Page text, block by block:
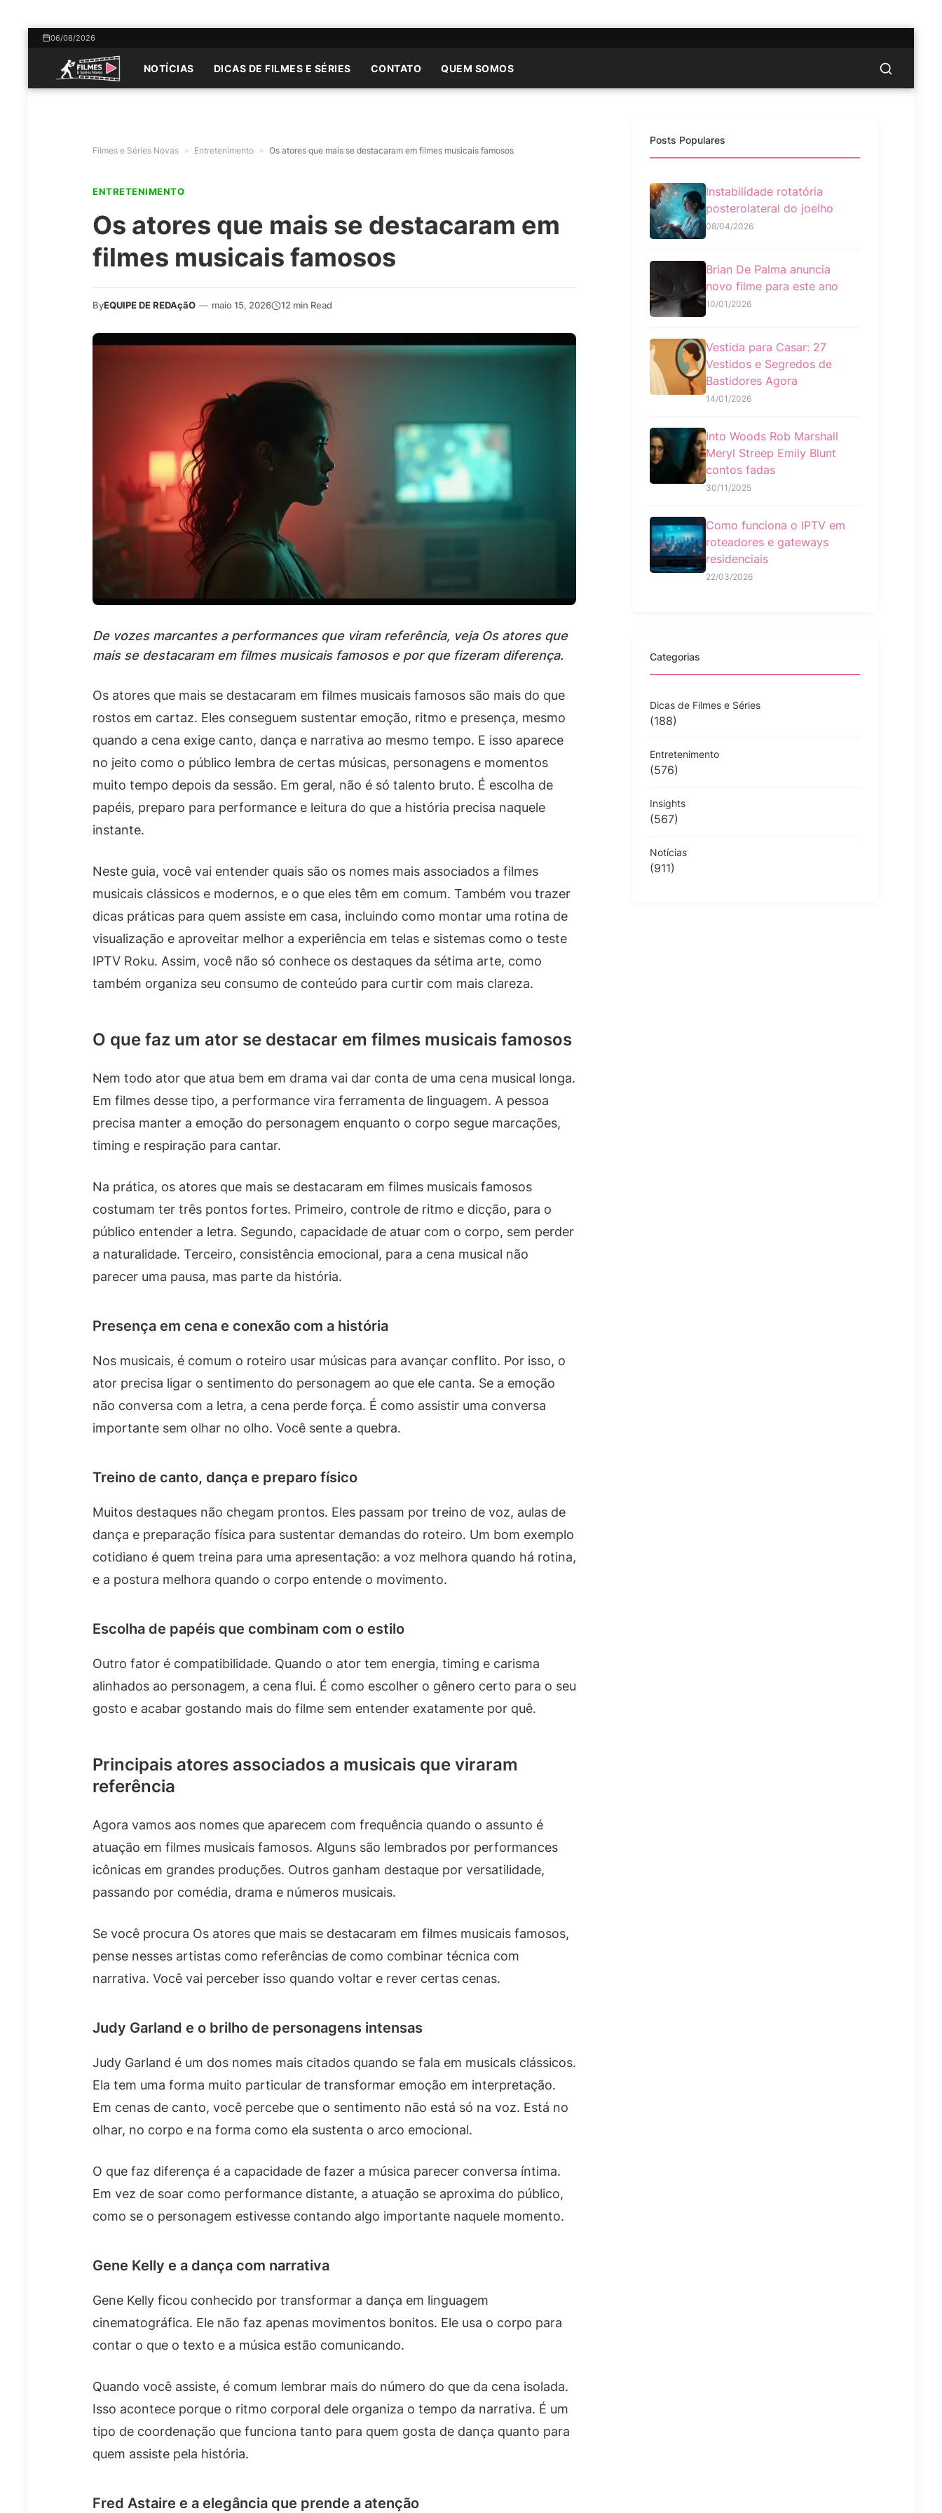
06/08/2026
NOTÍCIAS DICAS DE FILMES E SÉRIES CONTATO QUEM SOMOS
Filmes e Séries Novas » Entretenimento » Os atores que mais se destacaram em filmes musicais famosos
ENTRETENIMENTO
Os atores que mais se destacaram em
filmes musicais famosos
ByEQUIPE DE REDAçãO — maio 15, 2026 12 min Read
De vozes marcantes a performances que viram referência, veja Os atores que
mais se destacaram em filmes musicais famosos e por que fizeram diferença.
Os atores que mais se destacaram em filmes musicais famosos são mais do que
rostos em cartaz. Eles conseguem sustentar emoção, ritmo e presença, mesmo
quando a cena exige canto, dança e narrativa ao mesmo tempo. E isso aparece
no jeito como o público lembra de certas músicas, personagens e momentos
muito tempo depois da sessão. Em geral, não é só talento bruto. É escolha de
papéis, preparo para performance e leitura do que a história precisa naquele
instante.
Neste guia, você vai entender quais são os nomes mais associados a filmes
musicais clássicos e modernos, e o que eles têm em comum. Também vou trazer
dicas práticas para quem assiste em casa, incluindo como montar uma rotina de
visualização e aproveitar melhor a experiência em telas e sistemas como o teste
IPTV Roku. Assim, você não só conhece os destaques da sétima arte, como
também organiza seu consumo de conteúdo para curtir com mais clareza.
O que faz um ator se destacar em filmes musicais famosos
Nem todo ator que atua bem em drama vai dar conta de uma cena musical longa.
Em filmes desse tipo, a performance vira ferramenta de linguagem. A pessoa
precisa manter a emoção do personagem enquanto o corpo segue marcações,
timing e respiração para cantar.
Na prática, os atores que mais se destacaram em filmes musicais famosos
costumam ter três pontos fortes. Primeiro, controle de ritmo e dicção, para o
público entender a letra. Segundo, capacidade de atuar com o corpo, sem perder
a naturalidade. Terceiro, consistência emocional, para a cena musical não
parecer uma pausa, mas parte da história.
Presença em cena e conexão com a história
Nos musicais, é comum o roteiro usar músicas para avançar conflito. Por isso, o
ator precisa ligar o sentimento do personagem ao que ele canta. Se a emoção
não conversa com a letra, a cena perde força. É como assistir uma conversa
importante sem olhar no olho. Você sente a quebra.
Treino de canto, dança e preparo físico
Muitos destaques não chegam prontos. Eles passam por treino de voz, aulas de
dança e preparação física para sustentar demandas do roteiro. Um bom exemplo
cotidiano é quem treina para uma apresentação: a voz melhora quando há rotina,
e a postura melhora quando o corpo entende o movimento.
Escolha de papéis que combinam com o estilo
Outro fator é compatibilidade. Quando o ator tem energia, timing e carisma
alinhados ao personagem, a cena flui. É como escolher o gênero certo para o seu
gosto e acabar gostando mais do filme sem entender exatamente por quê.
Principais atores associados a musicais que viraram
referência
Agora vamos aos nomes que aparecem com frequência quando o assunto é
atuação em filmes musicais famosos. Alguns são lembrados por performances
icônicas em grandes produções. Outros ganham destaque por versatilidade,
passando por comédia, drama e números musicais.
Se você procura Os atores que mais se destacaram em filmes musicais famosos,
pense nesses artistas como referências de como combinar técnica com
narrativa. Você vai perceber isso quando voltar e rever certas cenas.
Judy Garland e o brilho de personagens intensas
Judy Garland é um dos nomes mais citados quando se fala em musicals clássicos.
Ela tem uma forma muito particular de transformar emoção em interpretação.
Em cenas de canto, você percebe que o sentimento não está só na voz. Está no
olhar, no corpo e na forma como ela sustenta o arco emocional.
O que faz diferença é a capacidade de fazer a música parecer conversa íntima.
Em vez de soar como performance distante, a atuação se aproxima do público,
como se o personagem estivesse contando algo importante naquele momento.
Gene Kelly e a dança com narrativa
Gene Kelly ficou conhecido por transformar a dança em linguagem
cinematográfica. Ele não faz apenas movimentos bonitos. Ele usa o corpo para
contar o que o texto e a música estão comunicando.
Quando você assiste, é comum lembrar mais do número do que da cena isolada.
Isso acontece porque o ritmo corporal dele organiza o tempo da narrativa. É um
tipo de coordenação que funciona tanto para quem gosta de dança quanto para
quem assiste pela história.
Fred Astaire e a elegância que prende a atenção
Posts Populares
Instabilidade rotatória
posterolateral do joelho
08/04/2026
Brian De Palma anuncia
novo filme para este ano
10/01/2026
Vestida para Casar: 27
Vestidos e Segredos de
Bastidores Agora
14/01/2026
Into Woods Rob Marshall
Meryl Streep Emily Blunt
contos fadas
30/11/2025
Como funciona o IPTV em
roteadores e gateways
residenciais
22/03/2026
Categorias
Dicas de Filmes e Séries
(188)
Entretenimento
(576)
Insights
(567)
Notícias
(911)